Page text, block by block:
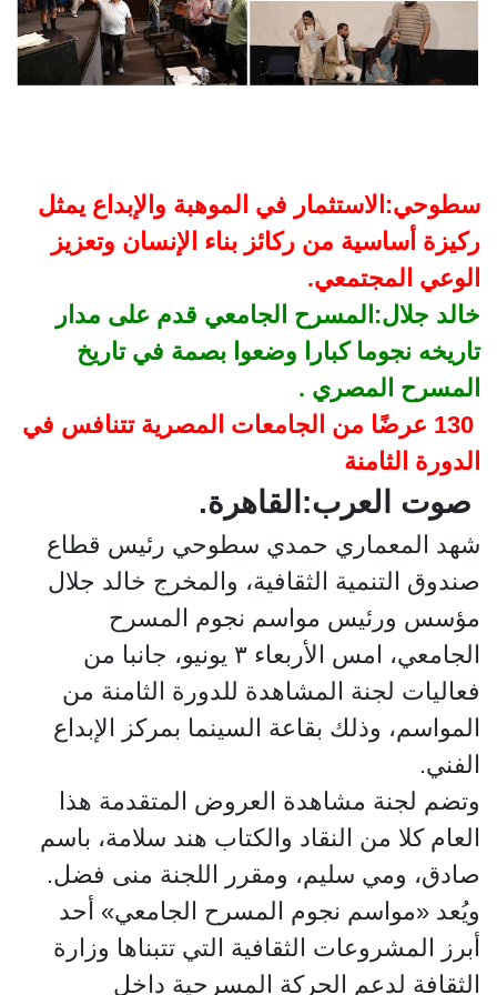
سطوحي:الاستثمار في الموهبة والإبداع يمثل
ركيزة أساسية من ركائز بناء الإنسان وتعزيز
الوعي المجتمعي.
خالد جلال:المسرح الجامعي قدم على مدار
تاريخه نجوما كبارا وضعوا بصمة في تاريخ
المسرح المصري .
130 عرضًا من الجامعات المصرية تتنافس في
الدورة الثامنة
صوت العرب:القاهرة.
شهد المعماري حمدي سطوحي رئيس قطاع
صندوق التنمية الثقافية، والمخرج خالد جلال
مؤسس ورئيس مواسم نجوم المسرح
الجامعي، امس الأربعاء ٣ يونيو، جانبا من
فعاليات لجنة المشاهدة للدورة الثامنة من
المواسم، وذلك بقاعة السينما بمركز الإبداع
الفني.
وتضم لجنة مشاهدة العروض المتقدمة هذا
العام كلا من النقاد والكتاب هند سلامة، باسم
صادق، ومي سليم، ومقرر اللجنة منى فضل.
ويُعد «مواسم نجوم المسرح الجامعي» أحد
أبرز المشروعات الثقافية التي تتبناها وزارة
الثقافة لدعم الحركة المسرحية داخل